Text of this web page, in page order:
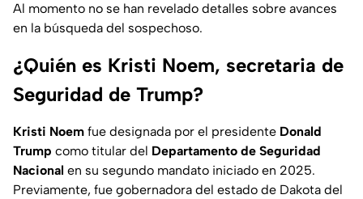
Al momento no se han revelado detalles sobre avances
en la búsqueda del sospechoso.
¿Quién es Kristi Noem, secretaria de
Seguridad de Trump?
Kristi Noem fue designada por el presidente Donald
Trump como titular del Departamento de Seguridad
Nacional en su segundo mandato iniciado en 2025.
Previamente, fue gobernadora del estado de Dakota del